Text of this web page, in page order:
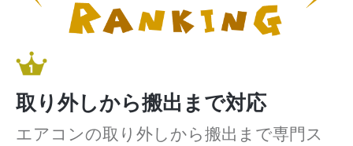
取り外しから搬出まで対応
エアコンの取り外しから搬出まで専門ス